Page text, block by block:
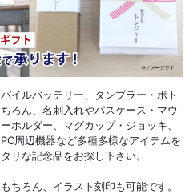
イルバッテリー、タンブラー・ボト
ろん、名刺入れやパスケース・マウ
ホルダー、マグカップ・ジョッキ、
周辺機器など多種多様なアイテムを
リな記念品をお探し下さい。
ちろん、イラスト刻印も可能です。